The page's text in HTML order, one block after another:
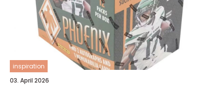
inspiration
03. April 2026